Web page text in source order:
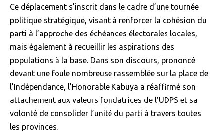
Ce déplacement s’inscrit dans le cadre d’une tournée
politique stratégique, visant à renforcer la cohésion du
parti à l’approche des échéances électorales locales,
mais également à recueillir les aspirations des
populations à la base. Dans son discours, prononcé
devant une foule nombreuse rassemblée sur la place de
l’Indépendance, l’Honorable Kabuya a réaffirmé son
attachement aux valeurs fondatrices de l’UDPS et sa
volonté de consolider l’unité du parti à travers toutes
les provinces.